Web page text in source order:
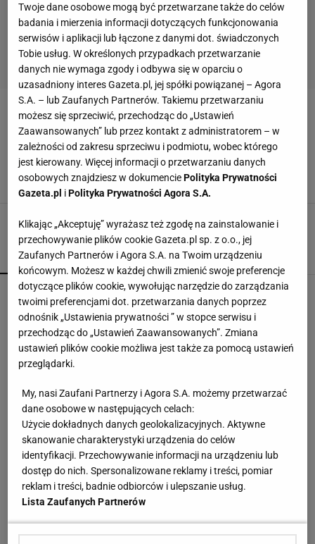
WINDA
Nawrocki zaprosił reprezentację
Polski do siebie. Doszło do dużej wtopy
SUBSKRYPCJA
POPULARNE NAJNOWSZE
Rozstrzygnęli mecz Igi Świątek z Kostiuk. Koniec
w trzech setach
Ależ mecz Świątek w Toronto! Najlepsze
Jak teraz kupuje się nowy samochód w Polsce?
Rozmawiamy z ekspertem
MATERIAŁ PROMOCYJNY
Anastazja Kuś mistrzynią świata! Historyczny
występ, brawo!
Świątek odwróciła losy meczu z Kostiuk! 6:2 na
Twoje dane osobowe mogą być przetwarzane także do celów
badania i mierzenia informacji dotyczących funkcjonowania
serwisów i aplikacji lub łączone z danymi dot. świadczonych
Tobie usług. W określonych przypadkach przetwarzanie
danych nie wymaga zgody i odbywa się w oparciu o
uzasadniony interes Gazeta.pl, jej spółki powiązanej – Agora
S.A. – lub Zaufanych Partnerów. Takiemu przetwarzaniu
możesz się sprzeciwić, przechodząc do „Ustawień
Zaawansowanych” lub przez kontakt z administratorem – w
zależności od zakresu sprzeciwu i podmiotu, wobec którego
jest kierowany. Więcej informacji o przetwarzaniu danych
osobowych znajdziesz w dokumenciePolityka Prywatności
Gazeta.pl iPolityka Prywatności Agora S.A.
Klikając „Akceptuję” wyrażasz też zgodę na zainstalowanie i
przechowywanie plików cookie Gazeta.pl sp. z o.o., jej
Zaufanych Partnerów i Agora S.A. na Twoim urządzeniu
końcowym. Możesz w każdej chwili zmienić swoje preferencje
dotyczące plików cookie, wywołując narzędzie do zarządzania
twoimi preferencjami dot. przetwarzania danych poprzez
odnośnik „Ustawienia prywatności ” w stopce serwisu i
przechodząc do „Ustawień Zaawansowanych”. Zmiana
ustawień plików cookie możliwa jest także za pomocą ustawień
przeglądarki.
My, nasi Zaufani Partnerzy i Agora S.A. możemy przetwarzać
dane osobowe w następujących celach:
Użycie dokładnych danych geolokalizacyjnych. Aktywne
skanowanie charakterystyki urządzenia do celów
identyfikacji. Przechowywanie informacji na urządzeniu lub
dostęp do nich. Spersonalizowane reklamy i treści, pomiar
reklam i treści, badnie odbiorców i ulepszanie usług.
Lista Zaufanych Partnerów